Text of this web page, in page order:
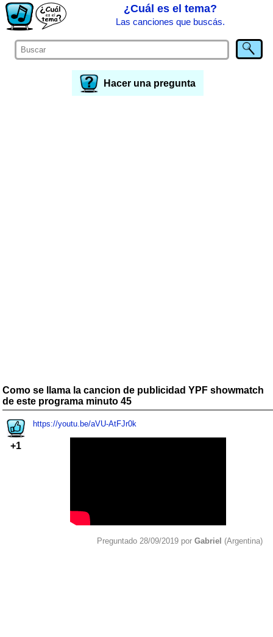
¿Cuál es el tema?
Las canciones que buscás.
Hacer una pregunta
Como se llama la cancion de publicidad YPF showmatch
de este programa minuto 45
+1
https://youtu.be/aVU-AtFJr0k
Preguntado 28/09/2019 por Gabriel (Argentina)